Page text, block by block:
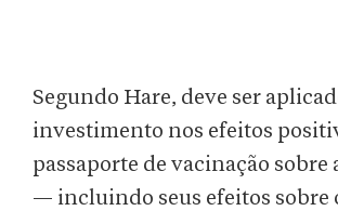
Segundo Hare, deve ser
investimento nos efeitos
passaporte de vacinação sobre
— incluindo seus efeitos sobre